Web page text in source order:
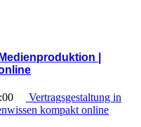
|
Vertragsgestaltung in
kompakt online